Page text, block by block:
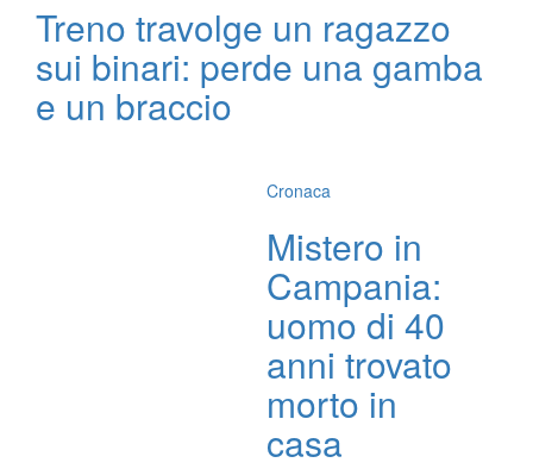
Treno travolge un ragazzo
sui binari: perde una gamba
e un braccio
Cronaca
Mistero in
Campania:
uomo di 40
anni trovato
morto in
casa